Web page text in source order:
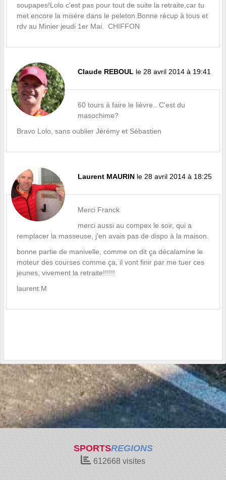
soupapes!Lolo c'est pas pour tout de suite la retraite,car tu
met encore la misére dans le peleton.Bonne récup à tous et
rdv au Minier jeudi 1er Mai. CHIFFON
Claude REBOUL le 28 avril 2014 à 19:41
60 tours à faire le lièvre.. C'est du
masochime?
Bravo Lolo, sans oublier Jérémy et Sébastien
Laurent MAURIN le 28 avril 2014 à 18:25
Merci Franck
merci aussi au compex le soir, qui a
remplacer la masseuse, j'en avais pas de dispo à la maison.
bonne partie de manivelle, comme on dit ça décalamine le
moteur des courses comme ça, il vont finir par me tuer ces
jeunes, vivement la retraite!!!!!!
laurent.M
SPORTSREGIONS
612668 visites